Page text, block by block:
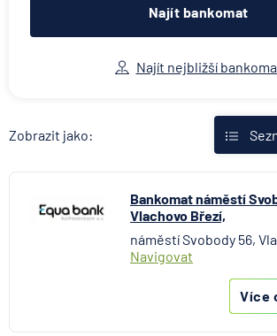
Československá obchodní banka
Fio banka
mBank
MONETA Money Bank
Oberbank AG
Raiffeisenbank
Najít bankomat
Najít nejbližší
Zobrazit jako:
Bankomat náměstí
Vlachovo Březí,
náměstí Svobody 56,
Navigovat
Více